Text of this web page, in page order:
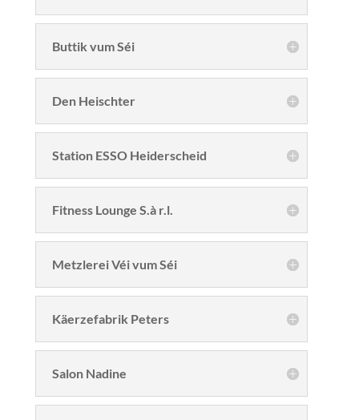
Buttik vum Séi
Den Heischter
Station ESSO Heiderscheid
Fitness Lounge S.à r.l.
Metzlerei Véi vum Séi
Käerzefabrik Peters
Salon Nadine